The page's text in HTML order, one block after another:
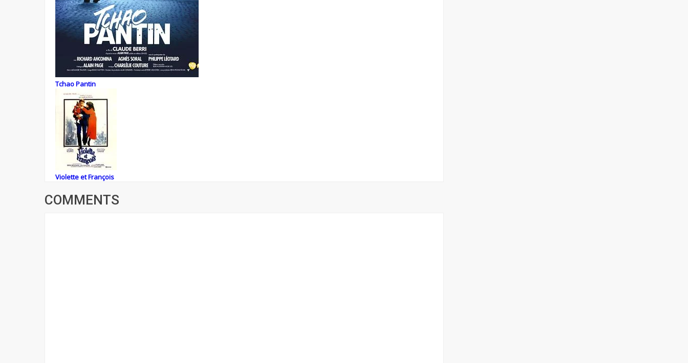
Tchao Pantin
Violette et François
COMMENTS